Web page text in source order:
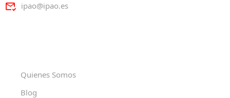
ipao@ipao.es
Quienes Somos
Blog